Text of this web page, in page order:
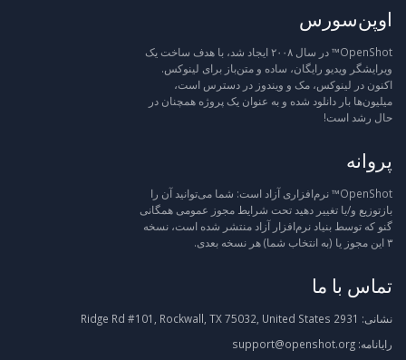
اوپن‌سورس
OpenShot™ در سال ۲۰۰۸ ایجاد شد، با هدف ساخت یک
ویرایشگر ویدیو رایگان، ساده و متن‌باز برای لینوکس.
اکنون در لینوکس، مک و ویندوز در دسترس است،
میلیون‌ها بار دانلود شده و به عنوان یک پروژه همچنان در
حال رشد است!
پروانه
OpenShot™ نرم‌افزاری آزاد است: شما می‌توانید آن را
بازتوزیع و/یا تغییر دهید تحت شرایط مجوز عمومی همگانی
گنو که توسط بنیاد نرم‌افزار آزاد منتشر شده است، نسخه
۳ این مجوز یا (به انتخاب شما) هر نسخه بعدی.
تماس با ما
نشانی:
رایانامه: support@openshot.org